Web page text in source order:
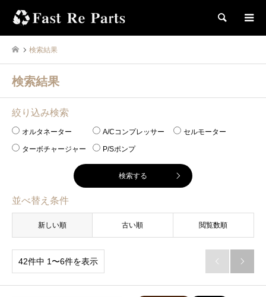
検索
検索結果
検索結果
絞り込み検索
オルタネーター A/Cコンプレッサー セルモーター
ターボチャージャー P/Sポンプ
並べ替え条件
新しい順 古い順 閲覧数順
42件中 1〜6件を表示  